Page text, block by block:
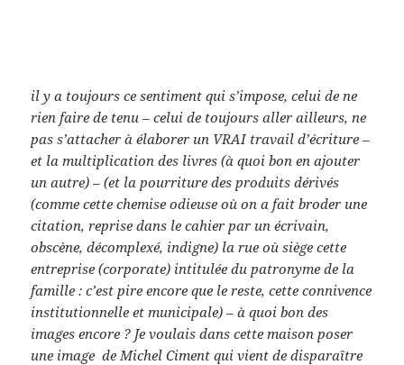
il y a toujours ce sentiment qui s’impose, celui de ne
rien faire de tenu – celui de toujours aller ailleurs, ne
pas s’attacher à élaborer un VRAI travail d’écriture –
et la multiplication des livres (à quoi bon en ajouter
un autre) – (et la pourriture des produits dérivés
(comme cette chemise odieuse où on a fait broder une
citation, reprise dans le cahier par un écrivain,
obscène, décomplexé, indigne) la rue où siège cette
entreprise (corporate) intitulée du patronyme de la
famille : c’est pire encore que le reste, cette connivence
institutionnelle et municipale) – à quoi bon des
images encore ? Je voulais dans cette maison poser
une image de Michel Ciment qui vient de disparaître